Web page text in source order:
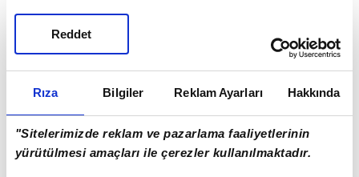
Rıza Bilgiler Reklam Ayarları Hakkında
"Sitelerimizde reklam ve pazarlama faaliyetlerinin
yürütülmesi amaçları ile çerezler kullanılmaktadır.
Reddet